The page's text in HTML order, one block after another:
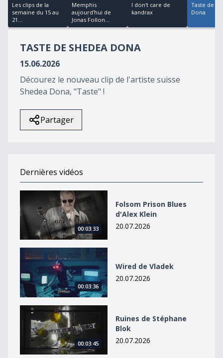
22
minutes,
27
seconds
Les clips de la
semaine du 15 au
21...
Memphis
aujourd'hui de
Jonas Follon...
I don't care de
kandrax
Taste de
Dona
TASTE DE SHEDEA DONA
15.06.2026
Décourez le nouveau clip de l'artiste suisse
Shedea Dona, "Taste" !
Partager
Dernières vidéos
Folsom Prison Blues d&#039;Alex Klein
00:03:33
Folsom Prison Blues
d'Alex Klein
20.07.2026
Wired de Vladek
00:03:36
Wired de Vladek
20.07.2026
Ruines de Stéphane Blok
00:03:45
Ruines de Stéphane
Blok
20.07.2026